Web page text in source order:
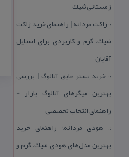
زمستانی شیك
::ژاكت مردانه | راهنمای خرید ژاكت
شیك، گرم و كاربردی برای استایل
آقایان
:: خرید تستر عایق آنالوگ | بررسی
بهترین میگرهای آنالوگ بازار +
راهنمای انتخاب تخصصی
:: هودی مردانه؛ راهنمای خرید
بهترین مدل‌های هودی شیك، گرم و